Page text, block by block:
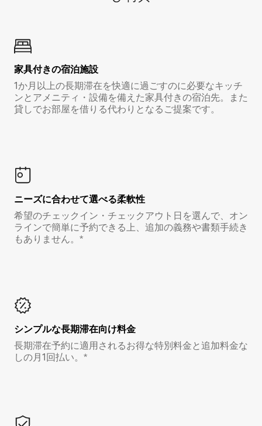
家具付き⁠の宿⁠泊⁠施⁠設
1か月以上の長期滞在を快適に過ごすのに必要なキッチ
ンとアメニティ・設備を備えた家具付きの宿泊先。また
貸しでお部屋を借りる代わりとなるご提案です。
ニーズに合わせて選べる柔軟性
希望のチェックイン・チェックアウト日を選んで、オン
ラインで簡単に予約できる上、追加の義務や書類手続き
もありません。*
シンプルな長期滞在向け料金
長期滞在予約に適用されるお得な特別料金と追加料金な
しの月1回払い。*